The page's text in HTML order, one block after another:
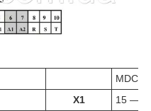
MDC2
X1 15 ―